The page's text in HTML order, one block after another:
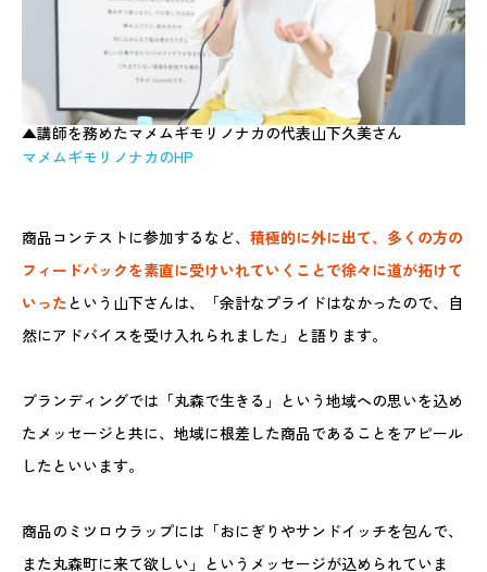
▲講師を務めたマメムギモリノナカの代表山下久美さん
マメムギモリノナカのHP
商品コンテストに参加するなど、 積極的に外に出て、多くの方の
フィードバックを素直に受けいれていくことで徐々に道が拓けて
いった という山下さんは、「余計なプライドはなかったので、自
然にアドバイスを受け入れられました」と語ります。
ブランディングでは「丸森で生きる」という地域への思いを込め
たメッセージと共に、地域に根差した商品であることをアピール
したといいます。
商品のミツロウラップには「おにぎりやサンドイッチを包んで、
また丸森町に来て欲しい」というメッセージが込められていま